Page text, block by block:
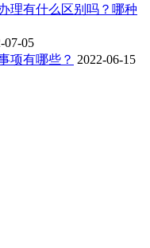
理有什么区别吗？哪种
07-05
项有哪些？ 2022-06-15